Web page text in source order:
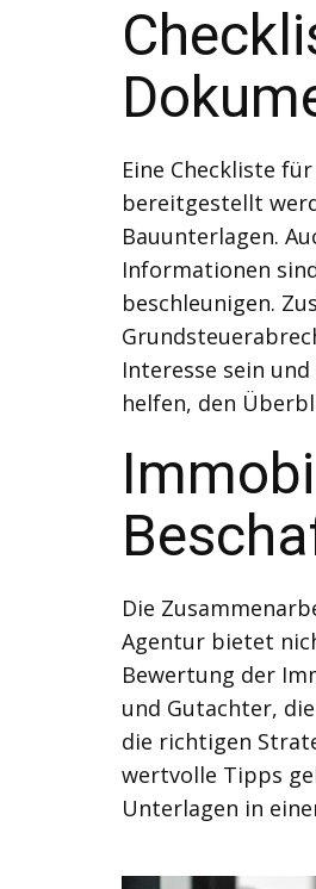
Eine Checkliste
bereitgestellt
Bauunterlagen.
Informationen
beschleunigen.
Interesse sein
helfen, den
Die
Agentur bietet
Bewertung der
und Gutachter,
die richtigen
wertvolle Tipps
Unterlagen in